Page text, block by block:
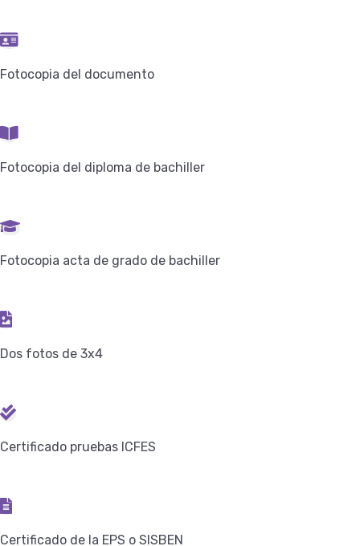
Fotocopia del documento
Fotocopia del diploma de bachiller
Fotocopia acta de grado de bachiller
Dos fotos de 3x4
Certificado pruebas ICFES
Certificado de la EPS o SISBEN